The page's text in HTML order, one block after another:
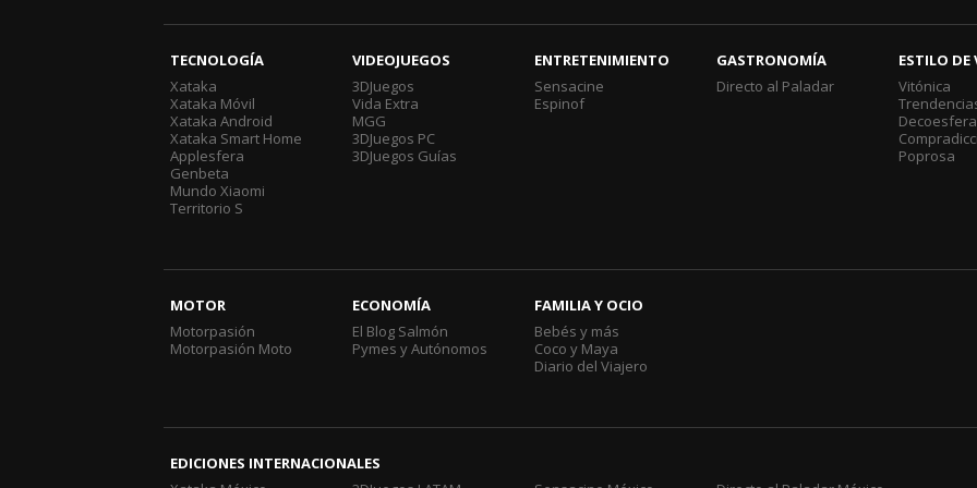
TECNOLOGÍA
Xataka
Xataka Móvil
Xataka Android
Xataka Smart Home
Applesfera
Genbeta
Mundo Xiaomi
Territorio S
VIDEOJUEGOS
3DJuegos
Vida Extra
MGG
3DJuegos PC
3DJuegos Guías
ENTRETENIMIENTO
Sensacine
Espinof
GASTRONOMÍA
Directo al Paladar
ESTILO DE
Vitónica
Decoesfera
Poprosa
MOTOR
Motorpasión
Motorpasión Moto
ECONOMÍA
El Blog Salmón
Pymes y Autónomos
FAMILIA Y OCIO
Bebés y más
Coco y Maya
Diario del Viajero
EDICIONES INTERNACIONALES